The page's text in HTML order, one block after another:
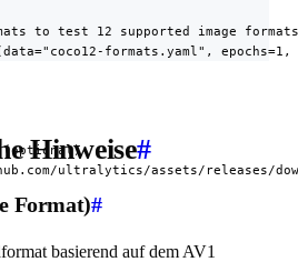
(optional)
ultralytics/assets/releases/
to test 12 supported image formats
formats.yaml", epochs=1,
Hinweise#
Format)#
basierend auf dem AV1